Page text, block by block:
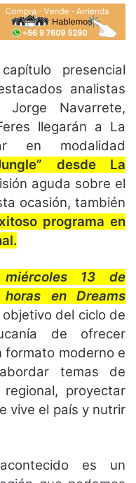
presencial
analistas
Jorge Navarrete,
llegarán a La
en modalidad
desde La
aguda sobre el
ocasión, también
programa en
13 de
en Dreams
del ciclo de
de ofrecer
formato moderno e
temas de
proyectar
vive el país y nutrir
es un